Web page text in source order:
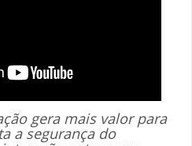
gera mais valor para
a segurança do